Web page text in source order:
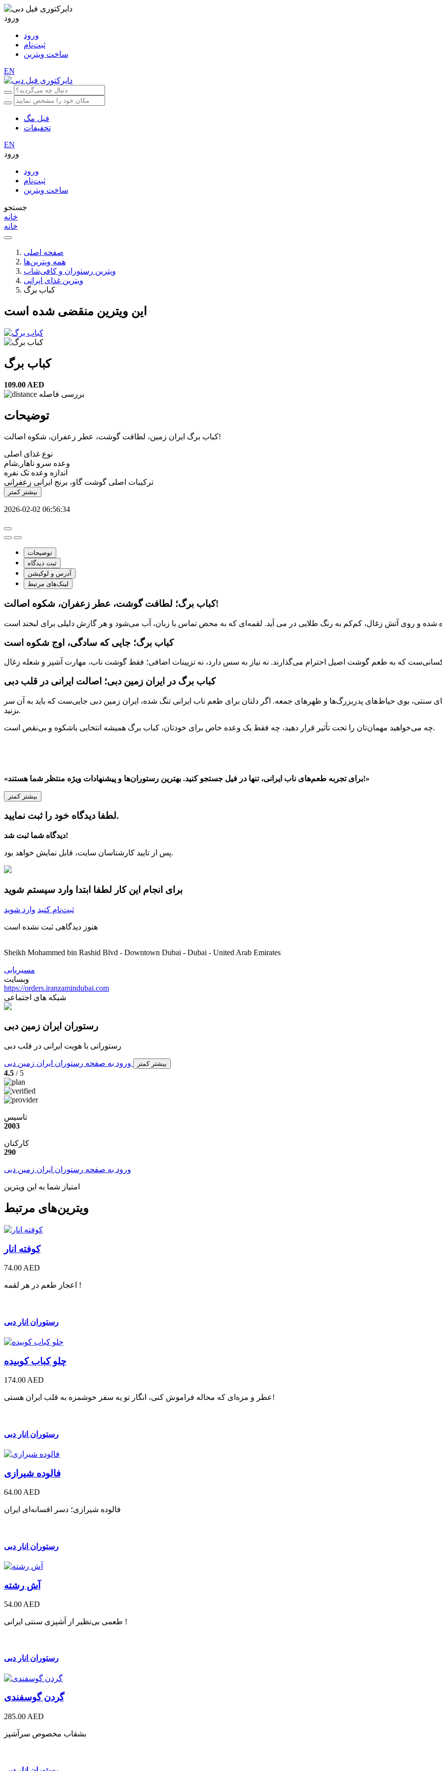
ورود
ورود
ثبت‌نام
ساخت ویترین
EN
فیل مگ
تخفیفات
EN
ورود
ورود
ثبت‌نام
ساخت ویترین
جستجو
خانه
خانه
صفحه اصلی
همه ویترین‌ها
ویترین رستوران و کافی‌شاپ
ویترین غذای ایرانی
کباب برگ
این ویترین منقضی شده است
کباب برگ
109.00 AED
بررسی فاصله
توضیحات
کباب برگ ایران زمین، لطافت گوشت، عطر زعفران، شکوه اصالت!
نوع غذای اصلی
وعده سرو ناهار,شام
اندازه وعده تک نفره
ترکیبات اصلی گوشت گاو، برنج ایرانی زعفرانی
بیشتر کمتر
2026-02-02 06:56:34
توضیحات
ثبت دیدگاه
آدرس و لوکیشن
لینک‌های مرتبط
کباب برگ؛ لطافت گوشت، عطر زعفران، شکوه اصالت!
کباب برگ؛ جایی که سادگی، اوج شکوه است
کباب برگ در ایران زمین دبی؛ اصالت ایرانی در قلب دبی
سنتی، بوی حیاط‌های پدربزرگ‌ها و ظهرهای جمعه. اگر دلتان برای طعم ناب ایرانی تنگ شده، ایران زمین دبی جایی‌ست که باید به آن سر
بزنید.
چه می‌خواهید مهمان‌تان را تحت تأثیر قرار دهید، چه فقط یک وعده خاص برای خودتان، کباب برگ همیشه انتخابی‌ باشکوه و بی‌نقص است.
«برای تجربه طعم‌های ناب ایرانی، تنها در فیل جستجو کنید. بهترین رستوران‌ها و پیشنهادات ویژه منتظر شما هستند!»
بیشتر کمتر
لطفا دیدگاه خود را ثبت نمایید.
دیدگاه شما ثبت شد!
پس از تایید کارشناسان سایت، قابل نمایش خواهد بود.
برای انجام این کار لطفا ابتدا وارد سیستم شوید
ثبت‌نام کنید وارد شوید
هنوز دیدگاهی ثبت نشده است
Sheikh Mohammed bin Rashid Blvd - Downtown Dubai - Dubai - United Arab Emirates
مسیریابی
وبسایت
https://orders.iranzamindubai.com
شبکه های اجتماعی
رستوران ایران زمین دبی
رستورانی با هویت ایرانی در قلب دبی
بیشتر کمتر
4.5 / 5
تاسیس
2003
کارکنان
290
ورود به صفحه رستوران ایران زمین دبی
امتیاز شما به این ویترین
ویترین‌های مرتبط
کوفته انار
74.00 AED
اعجاز طعم در هر لقمه !
رستوران انار دبی
چلو کباب کوبیده
174.00 AED
عطر و مزه‌ای که محاله فراموش کنی، انگار تو یه سفر خوشمزه به قلب ایران هستی!
رستوران انار دبی
فالوده شیرازی
64.00 AED
فالوده شیرازی؛ دسر افسانه‌ای ایران
رستوران انار دبی
آش رشته
54.00 AED
طعمی بی‌نظیر از آشپزی سنتی ایرانی !
رستوران انار دبی
گردن گوسفندی
285.00 AED
بشقاب مخصوص سرآشپز